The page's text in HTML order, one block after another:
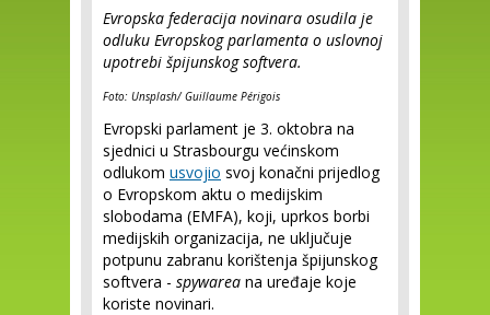
Evropska federacija novinara osudila je
odluku Evropskog parlamenta o uslovnoj
upotrebi špijunskog softvera.
Foto: Unsplash/ Guillaume Périgois
Evropski parlament je 3. oktobra na
sjednici u Strasbourgu većinskom
odlukom usvojio svoj konačni prijedlog
o Evropskom aktu o medijskim
slobodama (EMFA), koji, uprkos borbi
medijskih organizacija, ne uključuje
potpunu zabranu korištenja špijunskog
softvera - spywarea na uređaje koje
koriste novinari.